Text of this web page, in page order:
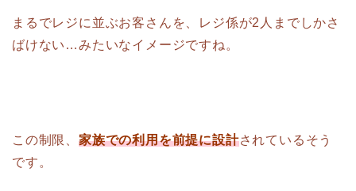
まるでレジに並ぶお客さんを、レジ係が2人までしかさ
ばけない…みたいなイメージですね。
この制限、 家族での利用を前提に設計されているそう
です。